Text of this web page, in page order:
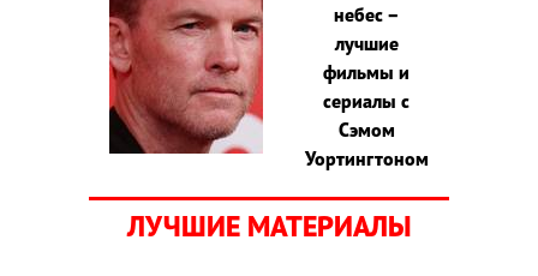
небес –
лучшие
фильмы и
сериалы с
Сэмом
Уортингтоном
ЛУЧШИЕ МАТЕРИАЛЫ